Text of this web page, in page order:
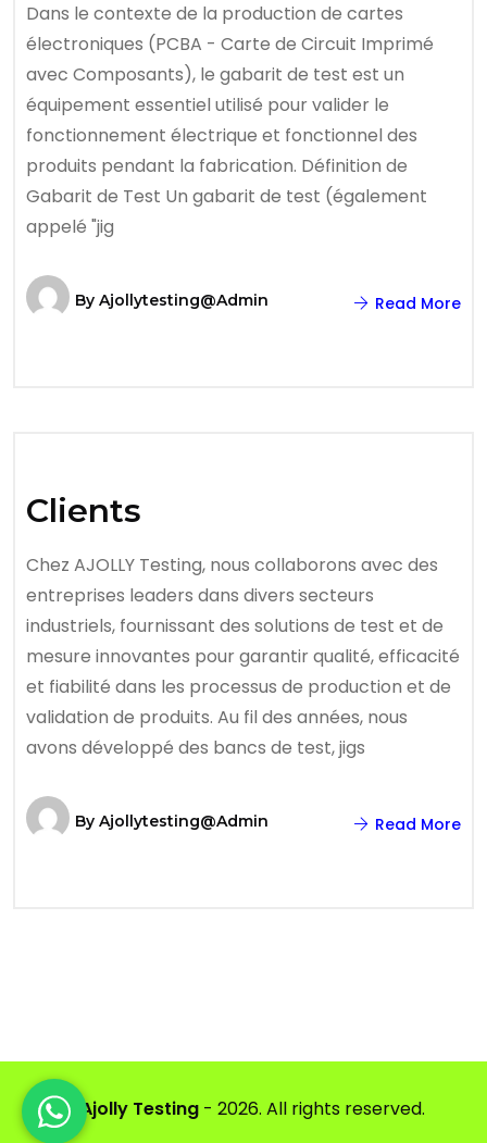
Dans le contexte de la production de cartes
électroniques (PCBA - Carte de Circuit Imprimé
avec Composants), le gabarit de test est un
équipement essentiel utilisé pour valider le
fonctionnement électrique et fonctionnel des
produits pendant la fabrication. Définition de
Gabarit de Test Un gabarit de test (également
appelé "jig
By Ajollytesting@admin Read More
Clients
Chez AJOLLY Testing, nous collaborons avec des
entreprises leaders dans divers secteurs
industriels, fournissant des solutions de test et de
mesure innovantes pour garantir qualité, efficacité
et fiabilité dans les processus de production et de
validation de produits. Au fil des années, nous
avons développé des bancs de test, jigs
By Ajollytesting@admin Read More
© Ajolly Testing - 2026. All rights reserved.